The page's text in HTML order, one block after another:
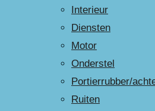
Interieur
Diensten
Motor
Onderstel
Portierrubber/
Ruiten